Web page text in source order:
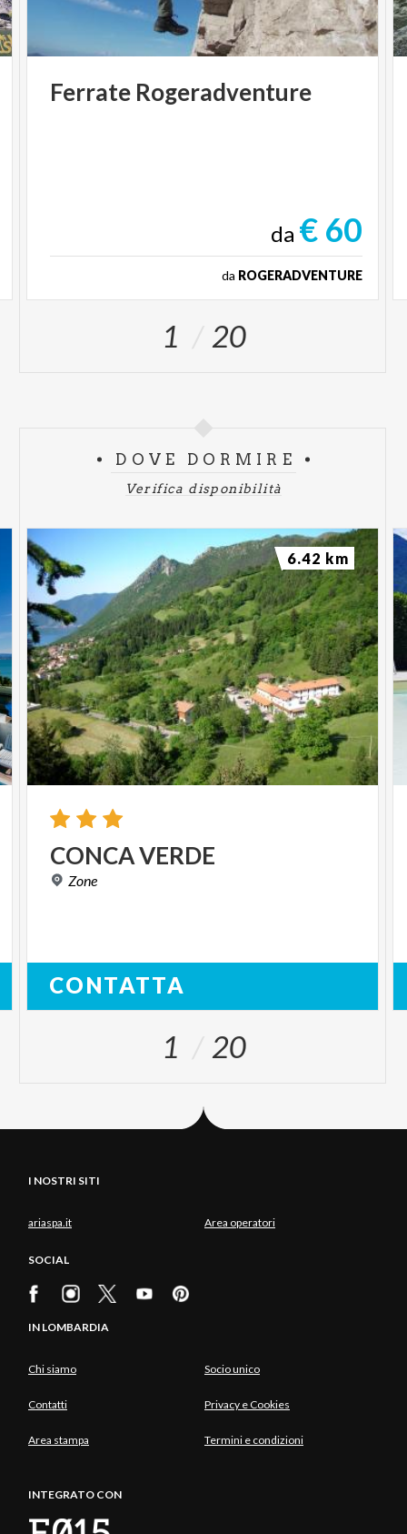
Ferrate Rogeradventure
da € 60
da ROGERADVENTURE
1 20
DOVE DORMIRE
Verifica disponibilità
CONCAVERDE
Zone
CONTATTA
6.42 km
1 20
I NOSTRI SITI
ariaspa.it Area operatori
SOCIAL
IN LOMBARDIA
Chi siamo Socio unico
Contatti Privacy e Cookies
Area stampa Termini e condizioni
INTEGRATO CON